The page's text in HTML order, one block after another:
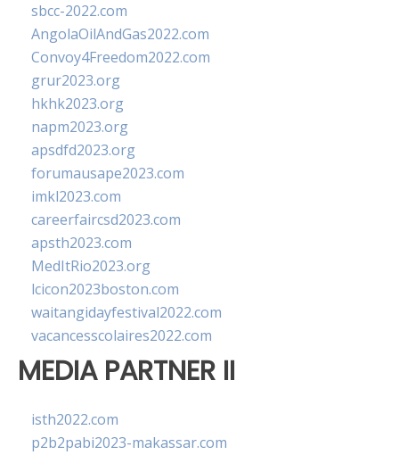
sbcc-2022.com
AngolaOilAndGas2022.com
Convoy4Freedom2022.com
grur2023.org
hkhk2023.org
napm2023.org
apsdfd2023.org
forumausape2023.com
imkl2023.com
careerfaircsd2023.com
apsth2023.com
MedItRio2023.org
lcicon2023boston.com
waitangidayfestival2022.com
vacancesscolaires2022.com
MEDIA PARTNER II
isth2022.com
p2b2pabi2023-makassar.com